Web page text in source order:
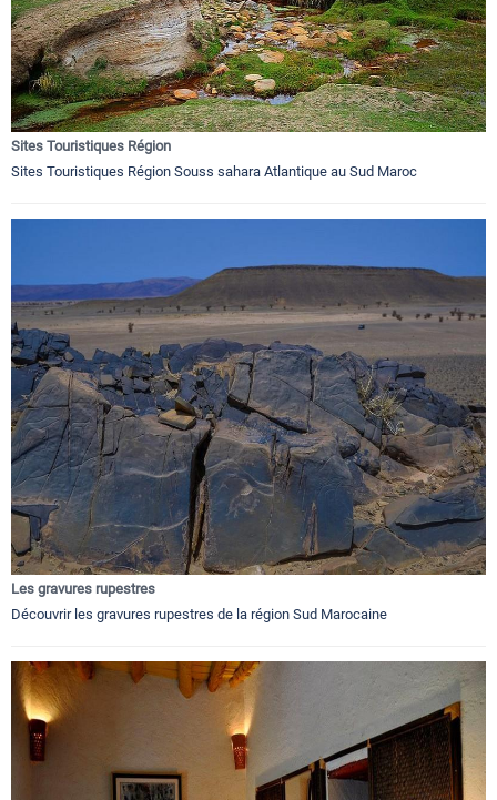
Sites Touristiques Région
Sites Touristiques Région Souss sahara Atlantique au Sud Maroc
Les gravures rupestres
Découvrir les gravures rupestres de la région Sud Marocaine